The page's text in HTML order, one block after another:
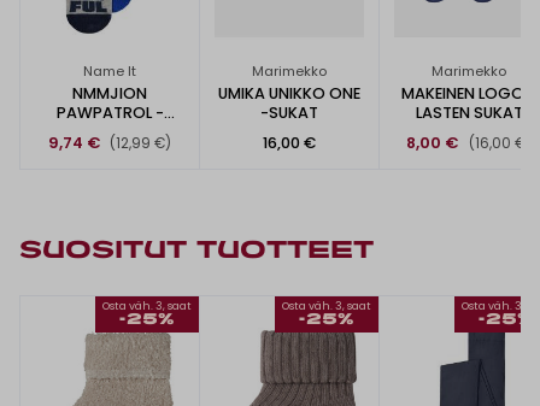
Name It
NMMJION
PAWPATROL -
SUKAT 3KPL
9,74 € (12,99 €)
Marimekko
UMIKA UNIKKO ONE
-SUKAT
16,00 €
Marimekko
MAKEINEN LOGO -
LASTEN SUKAT
8,00 €
(16,00 €)
SUOSITUT TUOTTEET
Osta väh. 3, saat
-25%
Osta väh. 3, saat
-25%
Osta väh. 3,
-25%